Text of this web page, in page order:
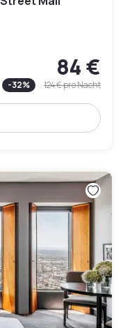
84 €
-32% 124 €pro Nacht